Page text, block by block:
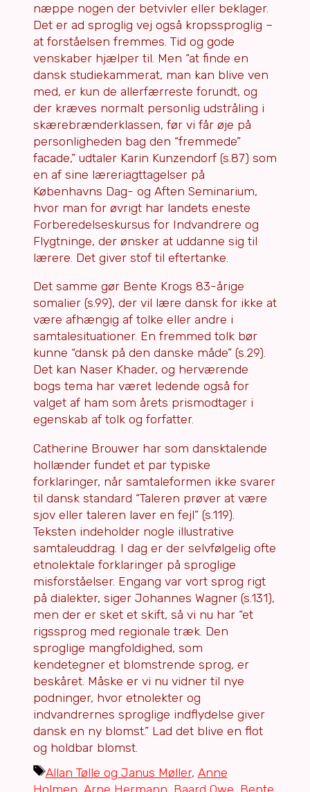
næppe nogen der betvivler eller beklager.
Det er ad sproglig vej også kropssproglig –
at forståelsen fremmes. Tid og gode
venskaber hjælper til. Men “at finde en
dansk studiekammerat, man kan blive ven
med, er kun de allerfærreste forundt, og
der kræves normalt personlig udstråling i
skærebrænderklassen, før vi får øje på
personligheden bag den “fremmede”
facade,” udtaler Karin Kunzendorf (s.87) som
en af sine læreriagttagelser på
Københavns Dag- og Aften Seminarium,
hvor man for øvrigt har landets eneste
Forberedelseskursus for Indvandrere og
Flygtninge, der ønsker at uddanne sig til
lærere. Det giver stof til eftertanke.
Det samme gør Bente Krogs 83-årige
somalier (s.99), der vil lære dansk for ikke at
være afhængig af tolke eller andre i
samtalesituationer. En fremmed tolk bør
kunne “dansk på den danske måde” (s.29).
Det kan Naser Khader, og herværende
bogs tema har været ledende også for
valget af ham som årets prismodtager i
egenskab af tolk og forfatter.
Catherine Brouwer har som dansktalende
hollænder fundet et par typiske
forklaringer, når samtaleformen ikke svarer
til dansk standard “Taleren prøver at være
sjov eller taleren laver en fejl” (s.119).
Teksten indeholder nogle illustrative
samtaleuddrag. I dag er der selvfølgelig ofte
etnolektale forklaringer på sproglige
misforståelser. Engang var vort sprog rigt
på dialekter, siger Johannes Wagner (s.131),
men der er sket et skift, så vi nu har “et
rigssprog med regionale træk. Den
sproglige mangfoldighed, som
kendetegner et blomstrende sprog, er
beskåret. Måske er vi nu vidner til nye
podninger, hvor etnolekter og
indvandrernes sproglige indflydelse giver
dansk en ny blomst.” Lad det blive en flot
og holdbar blomst.
Tags
Allan Tølle og Janus Møller, Anne